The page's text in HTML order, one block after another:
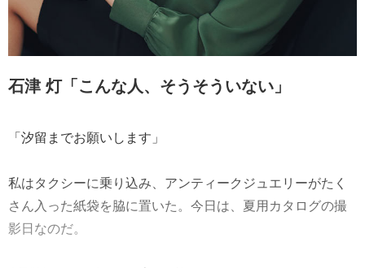
石津 灯「こんな人、そうそういない」
「汐留までお願いします」
私はタクシーに乗り込み、アンティークジュエリーがたく
さん入った紙袋を脇に置いた。今日は、夏用カタログの撮
影日なのだ。